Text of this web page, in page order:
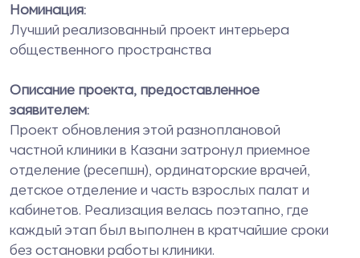
Номинация:
Лучший реализованный проект интерьера
общественного пространства
Описание проекта, предоставленное
заявителем:
Проект обновления этой разноплановой
частной клиники в Казани затронул приемное
отделение (ресепшн), ординаторские врачей,
детское отделение и часть взрослых палат и
кабинетов. Реализация велась поэтапно, где
каждый этап был выполнен в кратчайшие сроки
без остановки работы клиники.